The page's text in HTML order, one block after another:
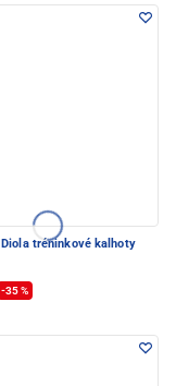
Diola tréninkové kalhoty
-35 %